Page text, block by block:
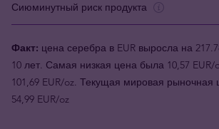
Сиюминутный риск продукта
Факт: цена серебра в EUR выросла на
10 лет. Самая низкая цена была 10,57
101,69 EUR/oz. Текущая мировая рыночная
54,99 EUR/oz